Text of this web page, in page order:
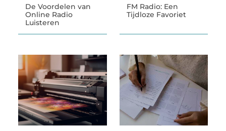
De Voordelen van
Online Radio
Luisteren
FM Radio: Een
Tijdloze Favoriet